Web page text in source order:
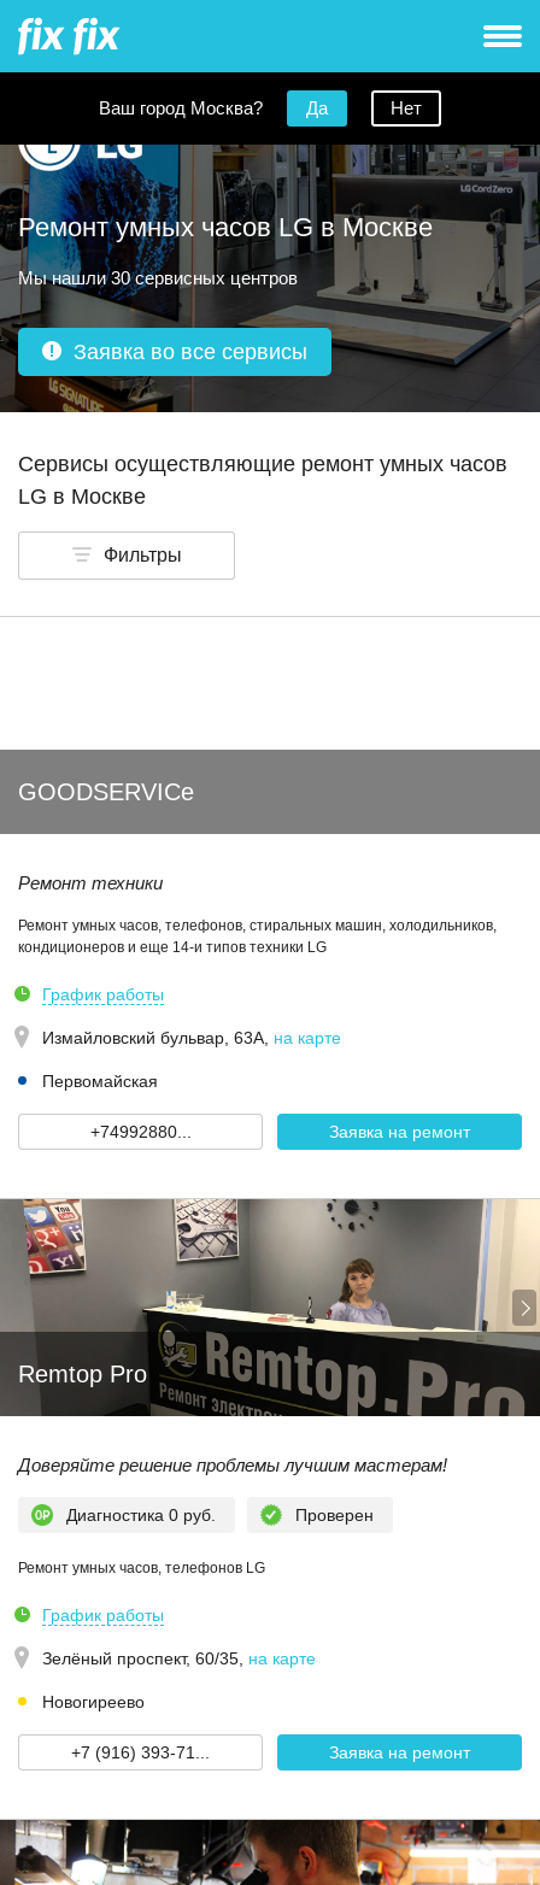
Ваш город Москва? Да Нет
Ремонт умных часов LG в Москве
Мы нашли 30 сервисных центров
Заявка во все сервисы
Сервисы осуществляющие ремонт умных часов
LG в Москве
Фильтры
GOODSERVICe
Ремонт техники
Ремонт умных часов, телефонов, стиральных машин, холодильников,
кондиционеров и еще 14-и типов техники LG
График работы
Измайловский бульвар, 63А на карте
Первомайская
+74992880... Заявка на ремонт
Remtop Pro
Доверяйте решение проблемы лучшим мастерам!
Диагностика 0 руб. Проверен
Ремонт умных часов, телефонов LG
График работы
Зелёный проспект, 60/35 на карте
Новогиреево
+7 (916) 393-71... Заявка на ремонт